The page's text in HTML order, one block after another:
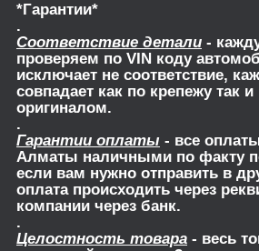
*Гарантии*
.
Соответствие детали -
проверяем по VIN коду
исключает не соответствие,
совпадает как по крепежу так
оригиналом.
.
Гарантии оплаты - все
Алматы наличными по факту
если вам нужно отправить в
оплата происходить через
компании через банк.
.
Целостность товара - весь